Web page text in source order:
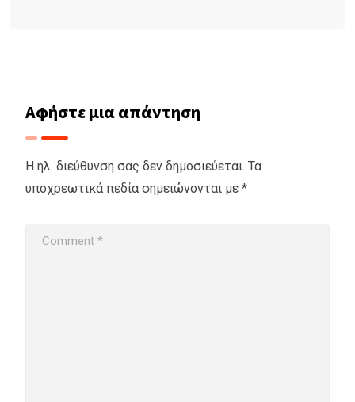
Αφήστε μια απάντηση
Η ηλ. διεύθυνση σας δεν δημοσιεύεται. Τα
υποχρεωτικά πεδία σημειώνονται με *